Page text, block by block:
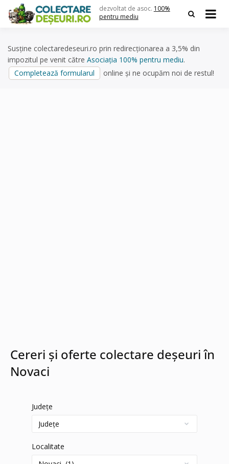
content
dezvoltat de asoc. 100%
pentru mediu
Susține colectaredeseuri.ro prin redirecționarea a 3,5% din
impozitul pe venit către Asociația 100% pentru mediu.
Completează formularul
online și ne ocupăm noi de restul!
Cereri și oferte colectare deșeuri în
Novaci
Județe
Localitate